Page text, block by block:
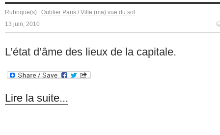
Rubrique(s) : Oublier Paris / Ville (ma) vue du sol
13 juin, 2010
L’état d’âme des lieux de la capitale.
Lire la suite...